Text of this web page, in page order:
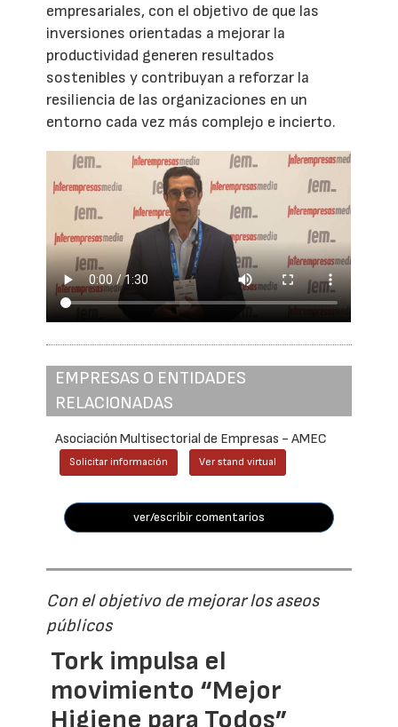
empresariales, con el objetivo de que las
inversiones orientadas a mejorar la
productividad generen resultados
sostenibles y contribuyan a reforzar la
resiliencia de las organizaciones en un
entorno cada vez más complejo e incierto.
EMPRESAS O ENTIDADES
RELACIONADAS
Asociación Multisectorial de Empresas - AMEC
Solicitar información Ver stand virtual
ver/escribir comentarios
Con el objetivo de mejorar los aseos
públicos
Tork impulsa el
movimiento “Mejor
Higiene para Todos”